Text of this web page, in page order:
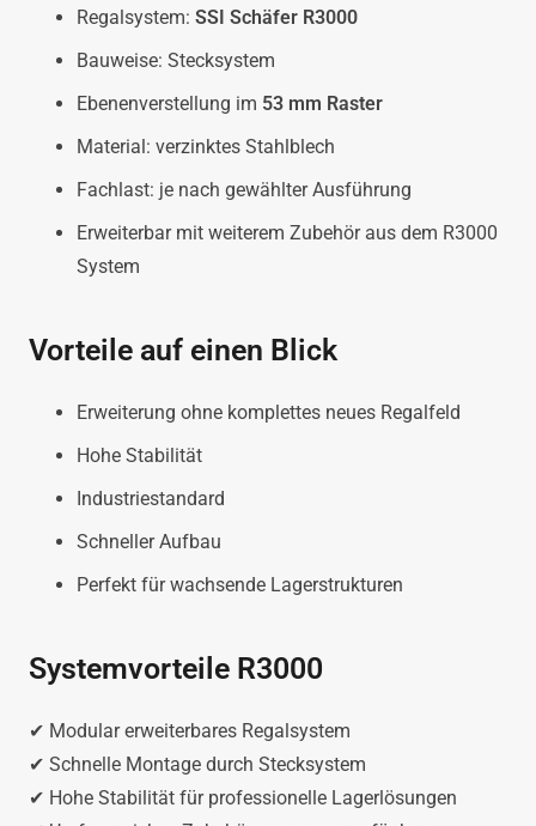
Regalsystem: SSI Schäfer R3000
Bauweise: Stecksystem
Ebenenverstellung im 53 mm Raster
Material: verzinktes Stahlblech
Fachlast: je nach gewählter Ausführung
Erweiterbar mit weiterem Zubehör aus dem R3000
System
Vorteile auf einen Blick
Erweiterung ohne komplettes neues Regalfeld
Hohe Stabilität
Industriestandard
Schneller Aufbau
Perfekt für wachsende Lagerstrukturen
Systemvorteile R3000
✔ Modular erweiterbares Regalsystem
✔ Schnelle Montage durch Stecksystem
✔ Hohe Stabilität für professionelle Lagerlösungen